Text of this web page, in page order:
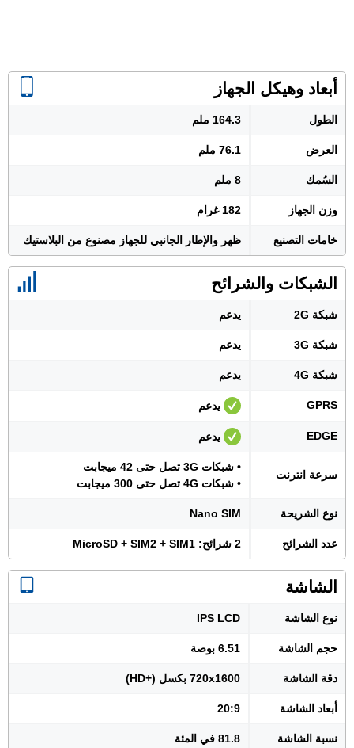
أبعاد وهيكل الجهاز
الطول 164.3 ملم
العرض 76.1 ملم
السُمك 8 ملم
وزن الجهاز 182 غرام
خامات التصنيع ظهر والإطار الجانبي للجهاز مصنوع من البلاستيك
الشبكات والشرائح
شبكة 2G يدعم
شبكة 3G يدعم
شبكة 4G يدعم
GPRS يدعم
EDGE يدعم
سرعة انترنت
• شبكات 3G تصل حتى 42 ميجابت
• شبكات 4G تصل حتى 300 ميجابت
نوع الشريحة Nano SIM
عدد الشرائح 2 شرائح: MicroSD + SIM2 + SIM1
الشاشة
نوع الشاشة IPS LCD
حجم الشاشة 6.51 بوصة
دقة الشاشة 720x1600 بكسل (+HD)
أبعاد الشاشة 20:9
نسبة الشاشة 81.8 في المئة